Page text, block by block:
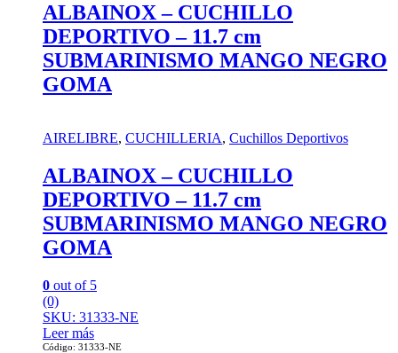
ALBAINOX – CUCHILLO
DEPORTIVO – 11.7 cm
SUBMARINISMO MANGO NEGRO
GOMA
AIRELIBRE, CUCHILLERIA, Cuchillos Deportivos
ALBAINOX – CUCHILLO
DEPORTIVO – 11.7 cm
SUBMARINISMO MANGO NEGRO
GOMA
0 out of 5
(0)
SKU: 31333-NE
Leer más
Código: 31333-NE